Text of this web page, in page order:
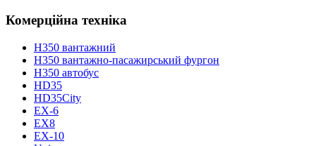
Комерційна техніка
H350 вантажний
H350 вантажно-пасажирський фургон
H350 автобус
HD35
HD35City
ЕХ-6
EX8
ЕХ-10